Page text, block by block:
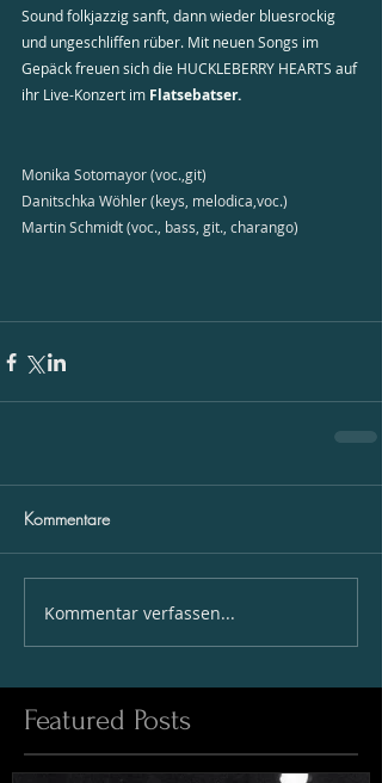
Sound folkjazzig sanft, dann wieder bluesrockig
und ungeschliffen rüber. Mit neuen Songs im
Gepäck freuen sich die HUCKLEBERRY HEARTS auf
ihr Live-Konzert im Flatsebatser.
Monika Sotomayor (voc.,git)
Danitschka Wöhler (keys, melodica,voc.)
Martin Schmidt (voc., bass, git., charango)
Kommentare
Kommentar verfassen...
Featured Posts